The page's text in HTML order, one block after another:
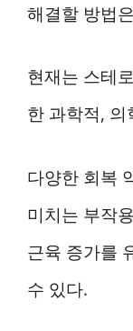
해결할 방법
현재는 스테
한 과학적,
다양한 회복
미치는 부작
근육 증가를
수 있다.